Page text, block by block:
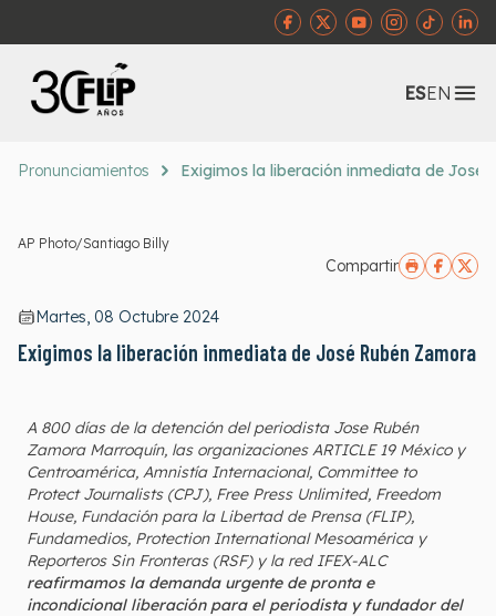
ESEN
Pronunciamientos Exigimos la liberación inmediata de José
AP Photo/Santiago Billy
Compartir
Martes, 08 Octubre 2024
Exigimos la liberación inmediata de José Rubén Zamora
A 800 días de la detención del periodista Jose Rubén
Zamora Marroquín, las organizaciones ARTICLE 19 México y
Centroamérica, Amnistía Internacional, Committee to
Protect Journalists (CPJ), Free Press Unlimited, Freedom
House, Fundación para la Libertad de Prensa (FLIP),
Fundamedios, Protection International Mesoamérica y
Reporteros Sin Fronteras (RSF) y la red IFEX-ALC
reafirmamos la demanda urgente de pronta e
incondicional liberación para el periodista y fundador del